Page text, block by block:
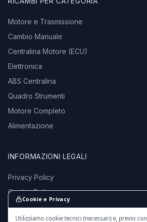
Motore e Trasmissione
Cambio Manuale
Centralina Motore (ECU)
Elettronica
ABS Centralina
Quadro Strumenti
Motore Completo
Alimentazione
INFORMAZIONI LEGALI
Privacy Policy
Cookie Policy
Termini e Condizioni
Cookie e Privacy
Utilizziamo cookie tecnici (necessari) e, previo